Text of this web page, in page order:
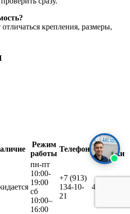
крепления, размеры,
Режим
работы
Телефон
Срок
доставки
пн-пт
10:00-
19:00
сб
10:00–
16:00
+7 (913)
134-10-
21
4 дня